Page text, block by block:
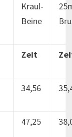
Kraul-
Beine
Zeit
34,56
47,25